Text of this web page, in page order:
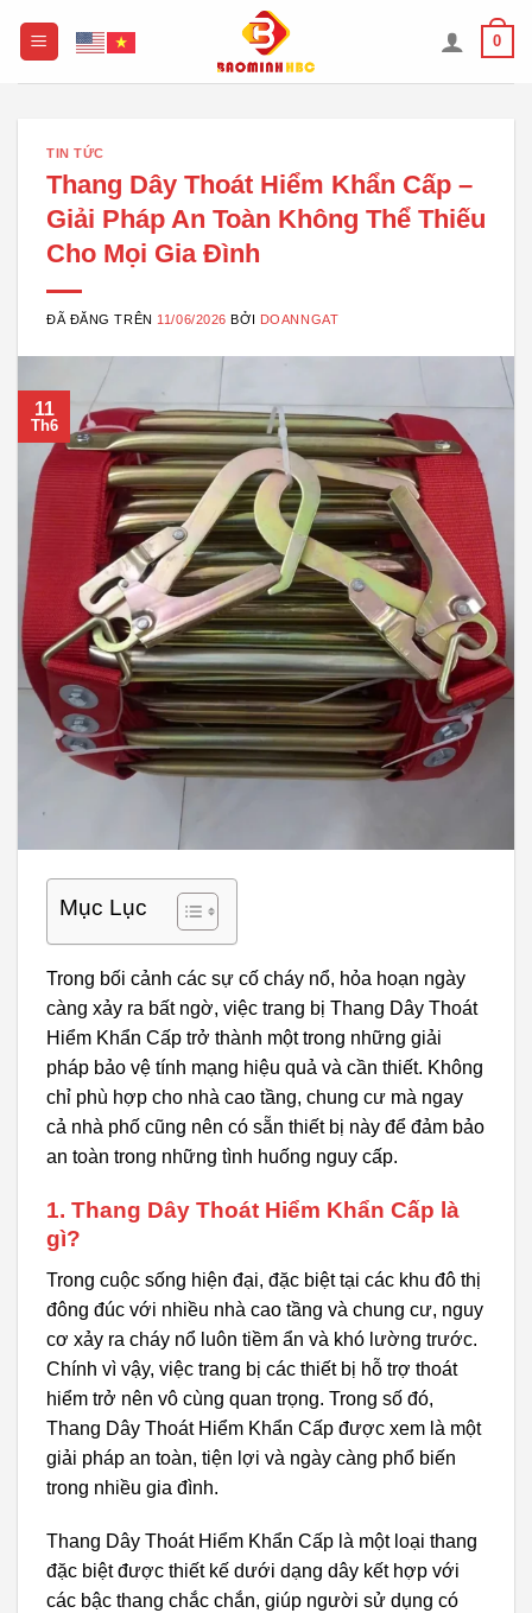
0
TIN TỨC
Thang Dây Thoát Hiểm Khẩn Cấp –
Giải Pháp An Toàn Không Thể Thiếu
Cho Mọi Gia Đình
ĐÃ ĐĂNG TRÊN 11/06/2026 BỞI DOANNGAT
11
Th6
Mục Lục
Trong bối cảnh các sự cố cháy nổ, hỏa hoạn ngày
càng xảy ra bất ngờ, việc trang bị Thang Dây Thoát
Hiểm Khẩn Cấp trở thành một trong những giải
pháp bảo vệ tính mạng hiệu quả và cần thiết. Không
chỉ phù hợp cho nhà cao tầng, chung cư mà ngay
cả nhà phố cũng nên có sẵn thiết bị này để đảm bảo
an toàn trong những tình huống nguy cấp.
1. Thang Dây Thoát Hiểm Khẩn Cấp là
gì?
Trong cuộc sống hiện đại, đặc biệt tại các khu đô thị
đông đúc với nhiều nhà cao tầng và chung cư, nguy
cơ xảy ra cháy nổ luôn tiềm ẩn và khó lường trước.
Chính vì vậy, việc trang bị các thiết bị hỗ trợ thoát
hiểm trở nên vô cùng quan trọng. Trong số đó,
Thang Dây Thoát Hiểm Khẩn Cấp được xem là một
giải pháp an toàn, tiện lợi và ngày càng phổ biến
trong nhiều gia đình.
Thang Dây Thoát Hiểm Khẩn Cấp là một loại thang
đặc biệt được thiết kế dưới dạng dây kết hợp với
các bậc thang chắc chắn, giúp người sử dụng có